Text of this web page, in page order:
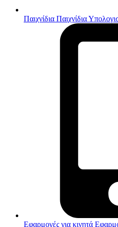
Παιχνίδια Παιχνίδια
Εφαρμογές για κινητά